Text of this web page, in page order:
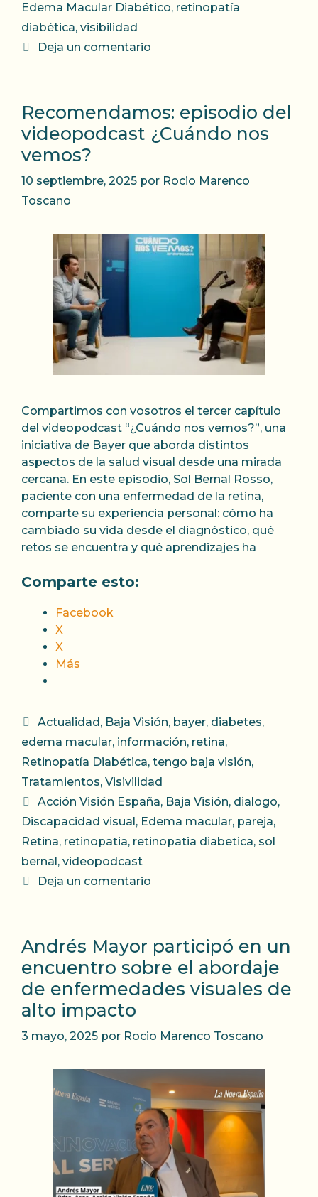
Edema Macular Diabético, retinopatía
diabética, visibilidad
Deja un comentario
Recomendamos: episodio del
videopodcast ¿Cuándo nos
vemos?
10 septiembre, 2025 por Rocio Marenco
Toscano
Compartimos con vosotros el tercer capítulo
del videopodcast “¿Cuándo nos vemos?”, una
iniciativa de Bayer que aborda distintos
aspectos de la salud visual desde una mirada
cercana. En este episodio, Sol Bernal Rosso,
paciente con una enfermedad de la retina,
comparte su experiencia personal: cómo ha
cambiado su vida desde el diagnóstico, qué
retos se encuentra y qué aprendizajes ha
Comparte esto:
Facebook
X
X
Más
Categorías
Actualidad , Baja Visión, bayer, diabetes,
edema macular, información, retina,
Retinopatía Diabética, tengo baja visión,
Tratamientos, Visivilidad
Etiquetas
Acción Visión España, Baja Visión, dialogo,
Discapacidad visual , Edema macular, pareja,
Retina, retinopatia, retinopatia diabetica, sol
bernal , videopodcast
Deja un comentario
Andrés Mayor participó en un
encuentro sobre el abordaje
de enfermedades visuales de
alto impacto
3 mayo, 2025 por Rocio Marenco Toscano